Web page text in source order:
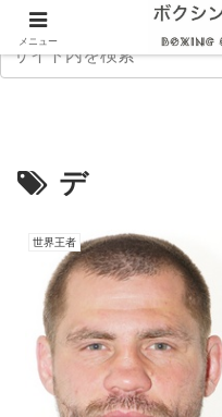
デ
世界王者
メニュー